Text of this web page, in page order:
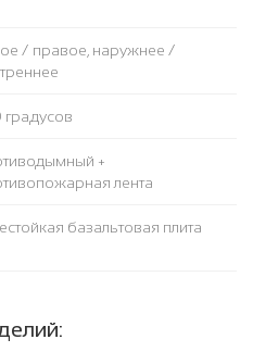
/ правое, наружнее /
градусов
+
лента
базальтовая плита